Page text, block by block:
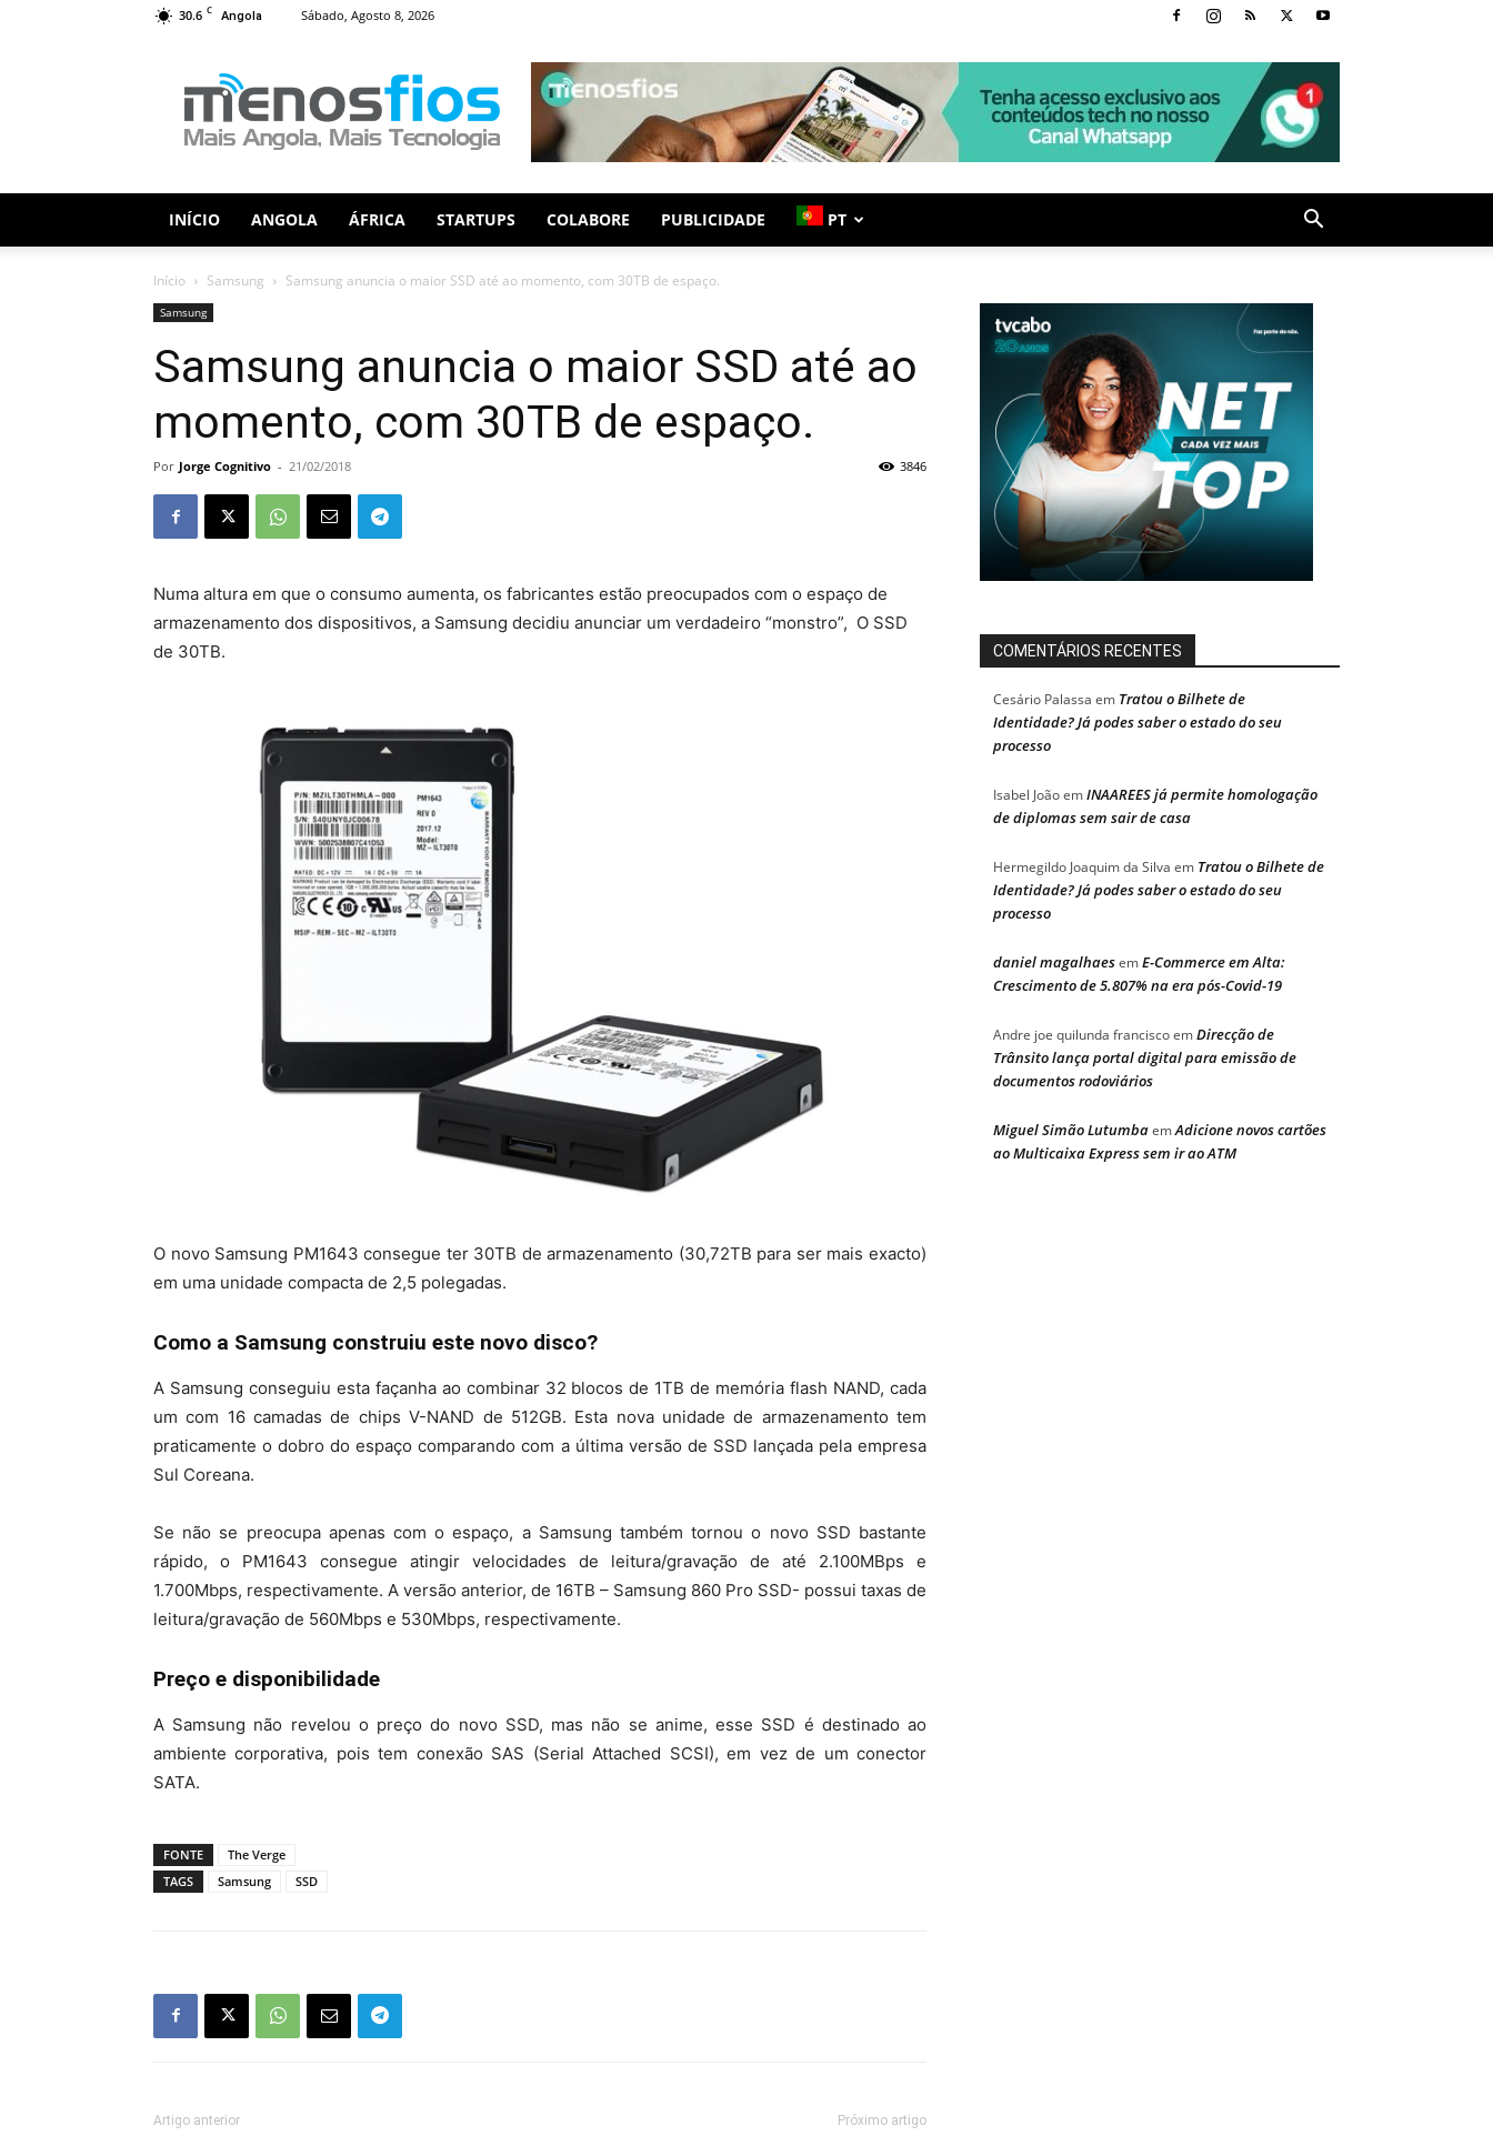
30.6 C Angola Sábado, Agosto 8, 2026
Fios
INÍCIO ANGOLA ÁFRICA STARTUPS COLABORE PUBLICIDADE PT
Início Samsung Samsung anuncia o maior SSD até ao momento, com 30TB de espaço.
Samsung
Samsung anuncia o maior SSD até ao
momento, com 30TB de espaço.
Por Jorge Cognitivo - 21/02/2018 3846
Numa altura em que o consumo aumenta, os fabricantes estão preocupados com o espaço de
armazenamento dos dispositivos, a Samsung decidiu anunciar um verdadeiro “monstro”, O SSD
de 30TB.
O novo Samsung PM1643 consegue ter 30TB de armazenamento (30,72TB para ser mais exacto)
em uma unidade compacta de 2,5 polegadas.
Como a Samsung construiu este novo disco?
A Samsung conseguiu esta façanha ao combinar 32 blocos de 1TB de memória flash NAND, cada
um com 16 camadas de chips V-NAND de 512GB. Esta nova unidade de armazenamento tem
praticamente o dobro do espaço comparando com a última versão de SSD lançada pela empresa
Sul Coreana.
Se não se preocupa apenas com o espaço, a Samsung também tornou o novo SSD bastante
rápido, o PM1643 consegue atingir velocidades de leitura/gravação de até 2.100MBps e
1.700Mbps, respectivamente. A versão anterior, de 16TB – Samsung 860 Pro SSD- possui taxas de
leitura/gravação de 560Mbps e 530Mbps, respectivamente.
Preço e disponibilidade
A Samsung não revelou o preço do novo SSD, mas não se anime, esse SSD é destinado ao
ambiente corporativa, pois tem conexão SAS (Serial Attached SCSI), em vez de um conector
SATA.
FONTE
The Verge
TAGS
Samsung SSD
Artigo anterior Próximo artigo
COMENTÁRIOS RECENTES
Cesário Palassa em Tratou o Bilhete de
Identidade? Já podes saber o estado do seu
processo
Isabel JoãoemINAAREES já permite homologação
de diplomas sem sair de casa
Hermegildo Joaquim da Silva em Tratou o Bilhete de
Identidade? Já podes saber o estado do seu
processo
daniel magalhaesemE-Commerce em Alta:
Crescimento de 5.807% na era pós-Covid-19
Andre joe quilunda franciscoemDirecção de
Trânsito lança portal digital para emissão de
documentos rodoviários
Miguel Simão LutumbaemAdicione novos cartões
ao Multicaixa Express sem ir ao ATM